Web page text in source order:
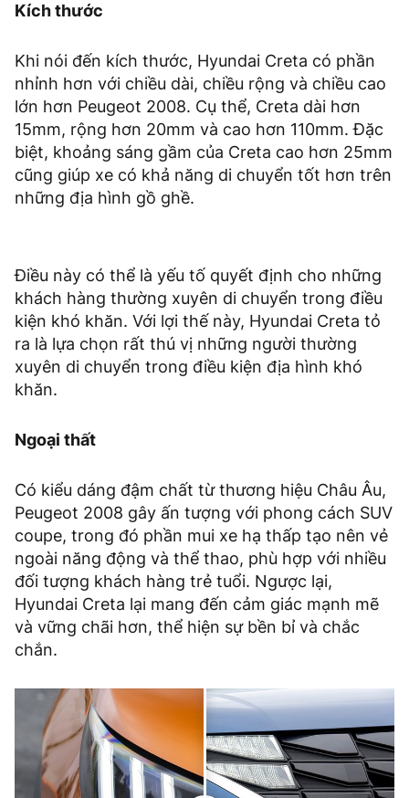
Kích thước
Khi nói đến kích thước, Hyundai Creta có phần
nhỉnh hơn với chiều dài, chiều rộng và chiều cao
lớn hơn Peugeot 2008. Cụ thể, Creta dài hơn
15mm, rộng hơn 20mm và cao hơn 110mm. Đặc
biệt, khoảng sáng gầm của Creta cao hơn 25mm
cũng giúp xe có khả năng di chuyển tốt hơn trên
những địa hình gồ ghề.
Điều này có thể là yếu tố quyết định cho những
khách hàng thường xuyên di chuyển trong điều
kiện khó khăn. Với lợi thế này, Hyundai Creta tỏ
ra là lựa chọn rất thú vị những người thường
xuyên di chuyển trong điều kiện địa hình khó
khăn.
Ngoại thất
Có kiểu dáng đậm chất từ thương hiệu Châu Âu,
Peugeot 2008 gây ấn tượng với phong cách SUV
coupe, trong đó phần mui xe hạ thấp tạo nên vẻ
ngoài năng động và thể thao, phù hợp với nhiều
đối tượng khách hàng trẻ tuổi. Ngược lại,
Hyundai Creta lại mang đến cảm giác mạnh mẽ
và vững chãi hơn, thể hiện sự bền bỉ và chắc
chắn.